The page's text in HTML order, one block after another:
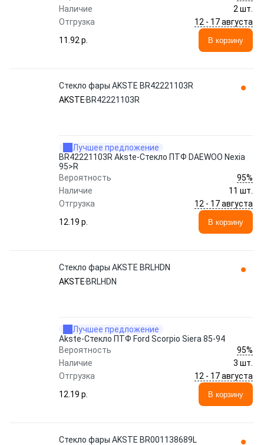
Наличие
2 шт.
Отгрузка
12 - 17 августа
11.92 p.
В корзину
Стекло фары AKSTE BR42221103R
AKSTE BR42221103R
Лучшее предложение
BR42221103R Akste-Стекло ПТФ DAEWOO Nexia
95>R
Вероятность
95%
Наличие
11 шт.
Отгрузка
12 - 17 августа
12.19 p.
В корзину
Стекло фары AKSTE BRLHDN
AKSTE BRLHDN
Лучшее предложение
Akste-Стекло ПТФ Ford Scorpio Siera 85-94
Вероятность
95%
Наличие
3 шт.
Отгрузка
12 - 17 августа
12.19 p.
В корзину
Стекло фары AKSTE BR001138689L